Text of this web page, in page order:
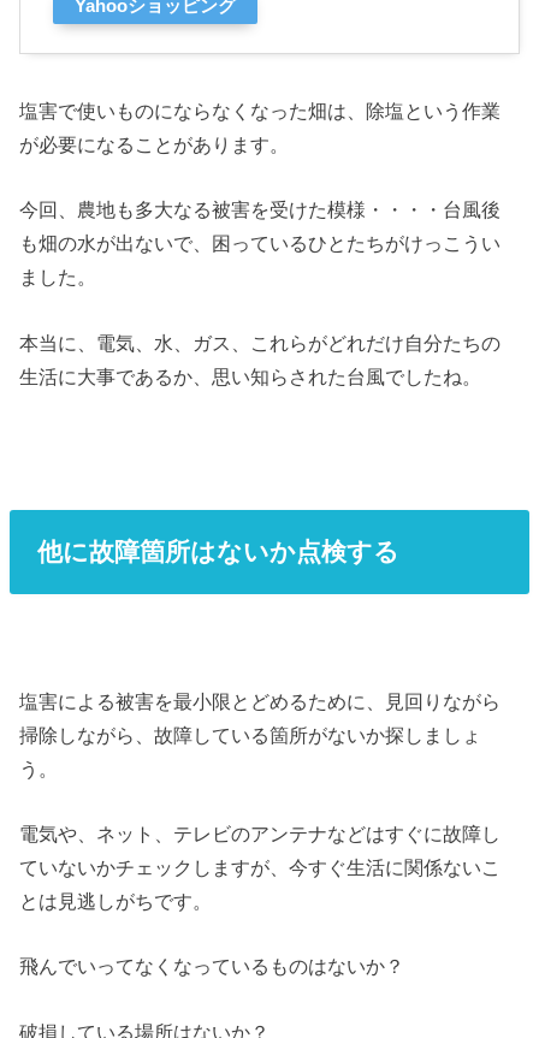
Yahooショッピング
塩害で使いものにならなくなった畑は、除塩という作業
が必要になることがあります。
今回、農地も多大なる被害を受けた模様・・・・台風後
も畑の水が出ないで、困っているひとたちがけっこうい
ました。
本当に、電気、水、ガス、これらがどれだけ自分たちの
生活に大事であるか、思い知らされた台風でしたね。
他に故障箇所はないか点検する
塩害による被害を最小限とどめるために、見回りながら
掃除しながら、故障している箇所がないか探しましょ
う。
電気や、ネット、テレビのアンテナなどはすぐに故障し
ていないかチェックしますが、今すぐ生活に関係ないこ
とは見逃しがちです。
飛んでいってなくなっているものはないか？
破損している場所はないか？